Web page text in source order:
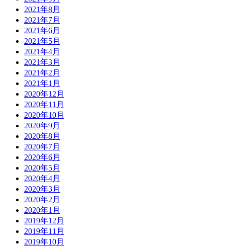
2021年8月
2021年7月
2021年6月
2021年5月
2021年4月
2021年3月
2021年2月
2021年1月
2020年12月
2020年11月
2020年10月
2020年9月
2020年8月
2020年7月
2020年6月
2020年5月
2020年4月
2020年3月
2020年2月
2020年1月
2019年12月
2019年11月
2019年10月